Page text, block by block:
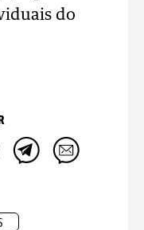
do